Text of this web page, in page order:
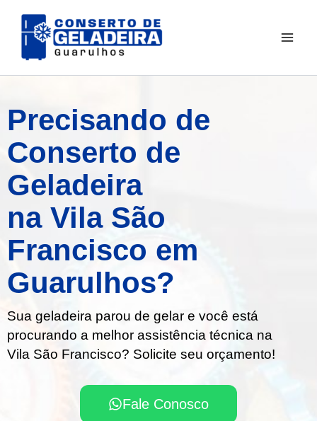
para
Precisando de
Conserto de
Geladeira
na Vila São
Francisco em
Guarulhos?
Sua geladeira parou de gelar e você está
procurando a melhor assistência técnica na
Vila São Francisco? Solicite seu orçamento!
Fale Conosco